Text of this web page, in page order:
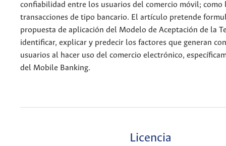
confiabilidad entre los usuarios del comercio móvil; como
transacciones de tipo bancario. El artículo pretende
propuesta de aplicación del Modelo de Aceptación de la
identificar, explicar y predecir los factores que generan
usuarios al hacer uso del comercio electrónico,
del Mobile Banking.
Licencia